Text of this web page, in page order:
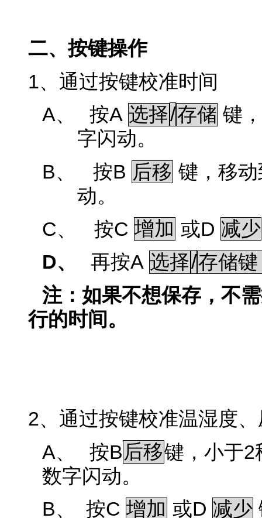
二、按键操作
1、通过按键校准时间
A、 按A 选择/存储 键
字闪动。
B、 按B 后移 键，移
动。
C、 按C 增加 或D 减少
D、 再按A 选择/存储键
注：如果不想保存，不
行的时间。
2、通过按键校准温湿度
A、 按B后移键，小于2
数字闪动。
B、 按C 增加 或D 减少